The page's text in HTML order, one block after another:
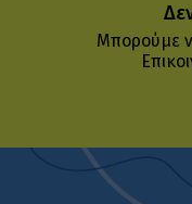
Μπορούμε